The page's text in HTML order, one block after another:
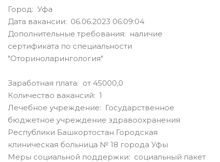
Город: Уфа
Дата вакансии: 06.06.2023 06:09:04
Дополнительные требования: наличие
сертификата по специальности
"Оториноларингология"
Заработная плата: от 45000,0
Количество вакансий: 1
Лечебное учреждение: Государственное
бюджетное учреждение здравоохранения
Республики Башкортостан Городская
клиническая больница № 18 города Уфы
Меры социальной поддержки: социальный пакет